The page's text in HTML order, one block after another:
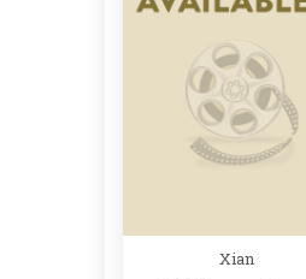
Xian